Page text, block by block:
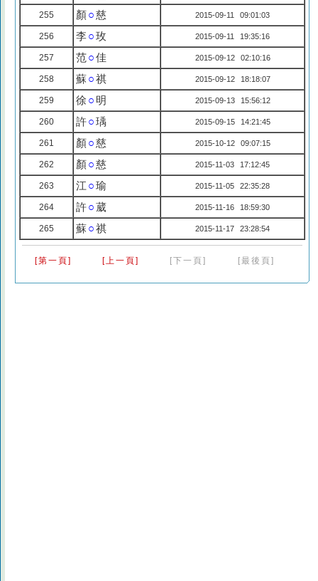
255 顏○慈 2015-09-11 09:01:03
256 李○玫 2015-09-11 19:35:16
257 范○佳 2015-09-12 02:10:16
258 蘇○祺 2015-09-12 18:18:07
259 徐 ○ 明 2015-09-13 15:56:12
260 許○瑀 2015-09-15 14:21:45
261 顏○慈 2015-10-12 09:07:15
262 顏○慈 2015-11-03 17:12:45
263 江 ○瑜 2015-11-05 22:35:28
264 許○葳 2015-11-16 18:59:30
265 蘇○祺 2015-11-17 23:28:54
[第一頁] [上一頁] [下一頁] [最後頁]